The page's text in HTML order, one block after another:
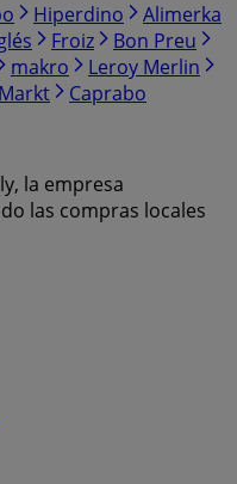
Hiperdino
Alimerka
Froiz
Bon Preu
makro
Leroy Merlin
Caprabo
la empresa
las compras locales